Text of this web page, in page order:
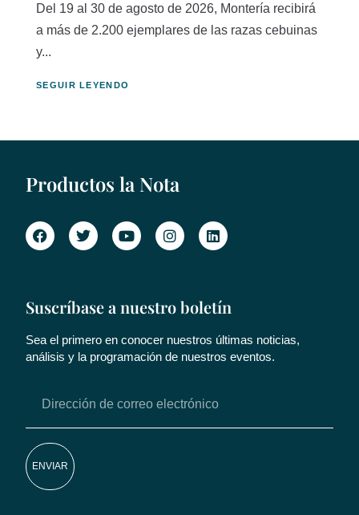
Del 19 al 30 de agosto de 2026, Montería recibirá
a más de 2.200 ejemplares de las razas cebuinas
y...
SEGUIR LEYENDO
Productos la Nota
Suscríbase a nuestro boletín
Sea el primero en conocer nuestros últimas noticias,
análisis y la programación de nuestros eventos.
ENVIAR